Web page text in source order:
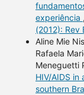
experiência ,
(2012): Rev
Aline Mie
Rafaela
Meneguetti
HIV/AIDS
southern